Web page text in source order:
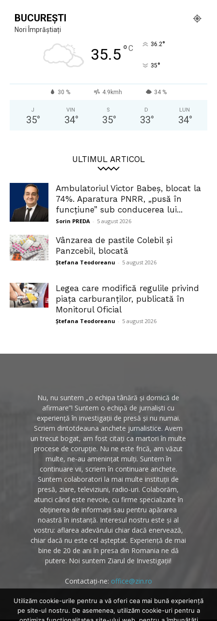
BUCUREȘTI
Nori Împrăștiați
35.5°C 36.2°
35°
30 % 4.9kmh 34 %
J
35°
VIN
34°
S
35°
D
33°
LUN
34°
ULTIMUL ARTICOL
Ambulatoriul Victor Babeș, blocat la
74%. Aparatura PNRR, „pusă în
funcțiune” sub conducerea lui...
Sorin PREDA - 5 august 2026
Vânzarea de pastile Colebil și
Panzcebil, blocată
Ștefana Teodoreanu - 5 august 2026
Legea care modifică regulile privind
piața carburanților, publicată în
Monitorul Oficial
Ștefana Teodoreanu - 5 august 2026
Nu, nu suntem „o echipa tânără și dornică de
afirmare”! Suntem o echipă de jurnaliști cu
experiență în investigații de presă și nu numai.
Scriem dintotdeauna anchete jurnalistice. Avem
un trecut bogat, am fost citați ca martori în multe
procese de corupție. Nu ne este frică, am văzut
multe, ne-au amenințat mulți. Suntem în
continuare vii, scriem în continuare anchete.
Suntem colaboratori la mai multe instituții de
presă, ziare, televiziuni, radio-uri. Colaborăm,
atunci când este nevoie, cu firme specializate în
obținerea de informații sau pentru apărarea
noastră în instanță. Interesul nostru este și al
vostru: aflarea adevărului chiar dacă enervează,
chiar dacă nu este cel așteptat. Experiență de mai
bine de 20 de ani în presa din Romania ne dă
putere. Noi suntem Ziarul de Investigații!
Contactați-ne: office@zin.ro
Utilizăm cookie-urile pentru a vă oferi cea mai bună experiență
pe site-ul nostru. De asemenea, utilizăm cookie-uri pentru a